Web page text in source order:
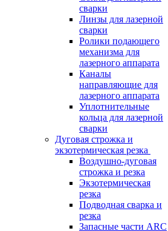
сварки
Линзы для лазерной
сварки
Ролики подающего
механизма для
лазерного аппарата
Каналы
направляющие для
лазерного аппарата
Уплотнительные
кольца для лазерной
сварки
Дуговая строжка и
экзотермическая резка
Воздушно-дуговая
строжка и резка
Экзотермическая
резка
Подводная сварка и
резка
Запасные части ARC